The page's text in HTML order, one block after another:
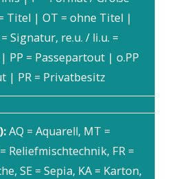
Titel | OT = ohne Titel |
Signatur, re.u. / li.u. =
PP = Passepartout | o.PP
| PR = Privatbesitz
AQ = Aquarell, MT =
Reliefmischtechnik, FR =
SE = Sepia, KA = Karton,